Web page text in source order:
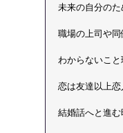
未来の自分の
職場の上司や
わからないこ
恋は友達以上
結婚話へと進